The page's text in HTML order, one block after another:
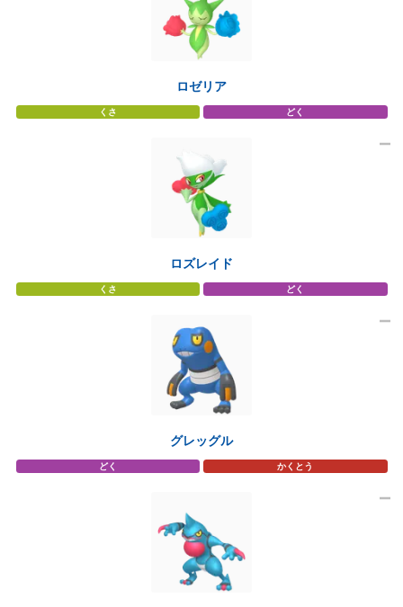
ロゼリア
くさ どく
ロズレイド
くさ どく
グレッグル
どく かくとう